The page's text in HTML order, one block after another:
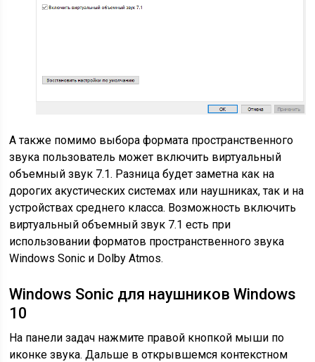
А также помимо выбора формата пространственного
звука пользователь может включить виртуальный
объемный звук 7.1. Разница будет заметна как на
дорогих акустических системах или наушниках, так и на
устройствах среднего класса. Возможность включить
виртуальный объемный звук 7.1 есть при
использовании форматов пространственного звука
Windows Sonic и Dolby Atmos.
Windows Sonic для наушников Windows
10
На панели задач нажмите правой кнопкой мыши по
иконке звука. Дальше в открывшемся контекстном